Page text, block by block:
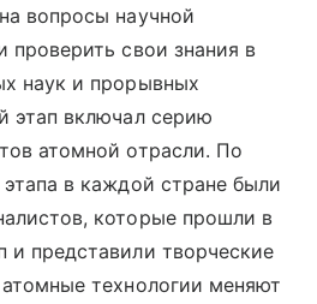
вопросы научной
проверить свои знания в
наук и прорывных
этап включал серию
атомной отрасли. По
в каждой стране были
которые прошли в
и представили творческие
технологии меняют